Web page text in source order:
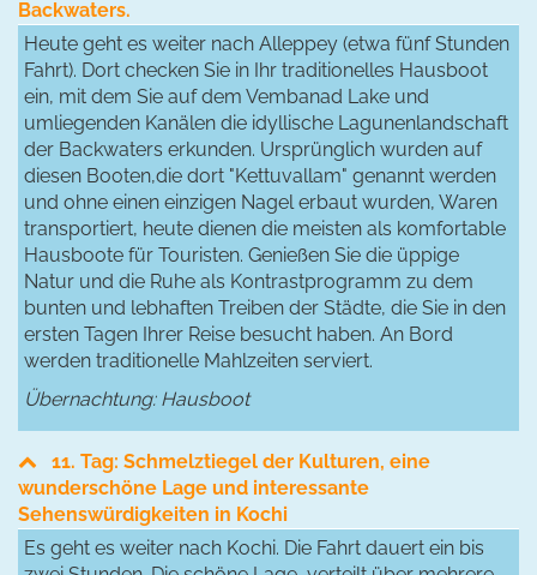
Backwaters.
Heute geht es weiter nach Alleppey (etwa fünf Stunden
Fahrt). Dort checken Sie in Ihr traditionelles Hausboot
ein, mit dem Sie auf dem Vembanad Lake und
umliegenden Kanälen die idyllische Lagunenlandschaft
der Backwaters erkunden. Ursprünglich wurden auf
diesen Booten,die dort "Kettuvallam" genannt werden
und ohne einen einzigen Nagel erbaut wurden, Waren
transportiert, heute dienen die meisten als komfortable
Hausboote für Touristen. Genießen Sie die üppige
Natur und die Ruhe als Kontrastprogramm zu dem
bunten und lebhaften Treiben der Städte, die Sie in den
ersten Tagen Ihrer Reise besucht haben. An Bord
werden traditionelle Mahlzeiten serviert.
Übernachtung: Hausboot
11. Tag: Schmelztiegel der Kulturen, eine
wunderschöne Lage und interessante
Sehenswürdigkeiten in Kochi
Es geht es weiter nach Kochi. Die Fahrt dauert ein bis